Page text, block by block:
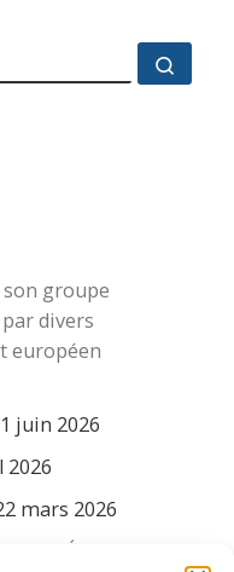
son groupe
divers
européen
1 juin 2026
2026
mars 2026
? L’Éducation